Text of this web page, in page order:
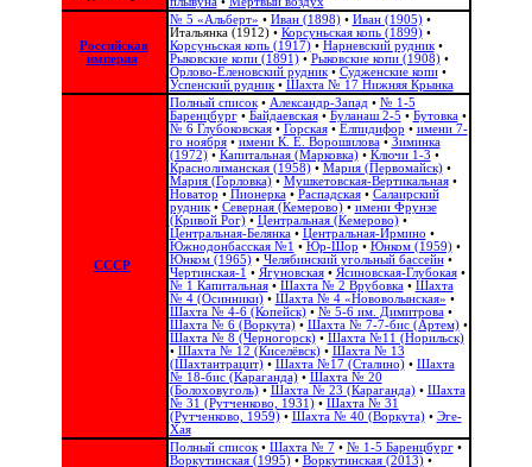
Российская
империя
№ 5 «Альберт» • Иван (1898)• Иван (1905)•
Итальянка (1912)• Корсуньская копь (1899)•
Корсуньская копь (1917)• Нарневский рудник•
Рыковские копи (1891)• Рыковские копи (1908)•
Орлово-Еленовский рудник• Судженские копи•
Успенский рудник• Шахта № 17 Нижняя Крынка
СССР
Полный список• Александр-Запад • № 1-5
Баренцбург• Байдаевская• Буланаш 2-5 • Бутовка•
№ 6 Глубоковская• Горская• Елпидифор • имени 7-
го ноября• имени К. Е. Ворошилова• Зиминка
(1972)• Капитальная (Марковка)• Ключи 1-3 •
Краснолиманская (1958)• Мария (Первомайск)•
Мария (Горловка)• Мушкетовская-Вертикальная•
Новатор • Пионерка• Распадская• Салаирский
рудник• Северная (Кемерово)• имени Фрунзе
(Кривой Рог)• Центральная (Кемерово)•
Центральная-Белянка• Центральная-Ирмино •
Южнодонбасская №1 • Юр-Шор • Юнком (1959)•
Юнком (1965)• Челябинский угольный бассейн•
Чертинская-1 • Ягуновская• Ясиновская-Глубокая•
№ 1 Капитальная• Шахта № 2 Врубовка• Шахта
№ 4 (Осинники)• Шахта № 4 «Нововолынская» •
Шахта № 4-6 (Копейск)• № 5-6 им. Димитрова•
Шахта № 6 (Воркута)• Шахта № 7-7-бис (Артем)•
Шахта № 8 (Черногорск)• Шахта №11 (Норильск)
• Шахта № 12 (Киселёвск)• Шахта № 13
(Шахтантрацит)• Шахта №17 (Сталино)• Шахта
№ 18-бис (Караганда)• Шахта № 20
(Болоховуголь)‎• Шахта № 23 (Караганда)• Шахта
№ 31 (Рутченково, 1931)• Шахта № 31
(Рутченково, 1959)• Шахта № 40 (Воркута)• Эге-
Хая
Полный список• Шахта № 7• № 1-5 Баренцбург•
Воркутинская (1995)• Воркутинская (2013)•